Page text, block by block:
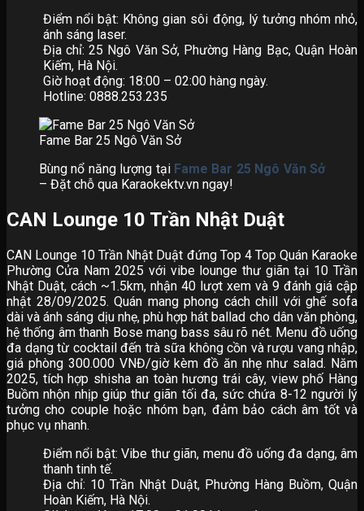
Điểm nổi bật: Không gian sôi động, lý tưởng nhóm nhỏ,
ánh sáng laser.
Địa chỉ: 25 Ngô Văn Sở, Phường Hàng Bạc, Quận Hoàn
Kiếm, Hà Nội.
Giờ hoạt động: 18:00 – 02:00 hàng ngày.
Hotline: 0888.253.235
Fame Bar 25 Ngô Văn Sở
Bùng nổ năng lượng tại Fame Bar 25 Ngô Văn Sở
– Đặt chỗ qua Karaokektv.vn ngay!
CAN Lounge 10 Trần Nhật Duật
CAN Lounge 10 Trần Nhật Duật đứng Top 4 Top Quán Karaoke
Phường Cửa Nam 2025 với vibe lounge thư giãn tại 10 Trần
Nhật Duật, cách ~1.5km, nhận 40 lượt xem và 9 đánh giá cập
nhật 28/09/2025. Quán mang phong cách chill với ghế sofa
dài và ánh sáng dịu nhẹ, phù hợp hát ballad cho dân văn phòng,
hệ thống âm thanh Bose mang bass sâu rõ nét. Menu đồ uống
đa dạng từ cocktail đến trà sữa không cồn và rượu vang nhập,
giá phòng 300.000 VNĐ/giờ kèm đồ ăn nhẹ như salad. Năm
2025, tích hợp shisha an toàn hương trái cây, view phố Hàng
Buồm nhộn nhịp giúp thư giãn tối đa, sức chứa 8-12 người lý
tưởng cho couple hoặc nhóm bạn, đảm bảo cách âm tốt và
phục vụ nhanh.
Điểm nổi bật: Vibe thư giãn, menu đồ uống đa dạng, âm
thanh tinh tế.
Địa chỉ: 10 Trần Nhật Duật, Phường Hàng Buồm, Quận
Hoàn Kiếm, Hà Nội.